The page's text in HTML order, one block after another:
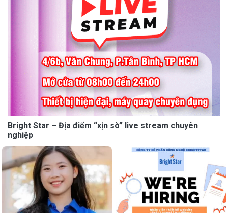
Bright Star – Địa điểm “xịn sò” live stream chuyên
nghiệp